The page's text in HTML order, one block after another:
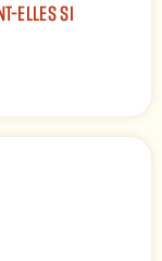
ELLES SI